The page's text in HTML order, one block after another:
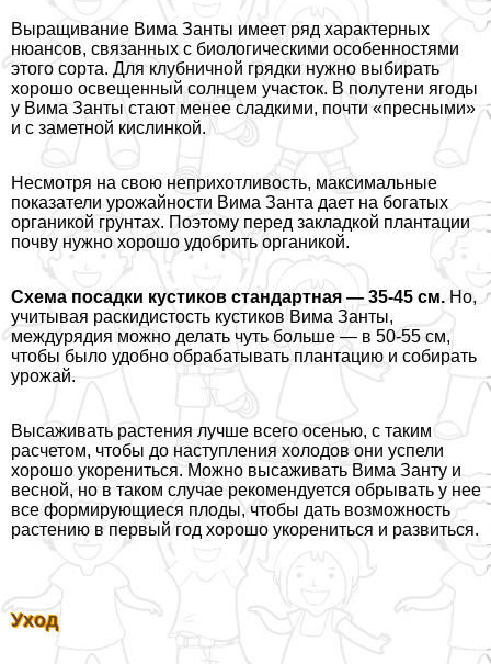
Выращивание Вима Занты имеет ряд хаpaктерных
нюансов, связанных с биологическими особенностями
этого сорта. Для клубничной грядки нужно выбирать
хорошо освещенный солнцем участок. В полутени ягоды
у Вима Занты стают менее сладкими, почти «пресными»
и с заметной кислинкой.
Несмотря на свою неприхотливость, максимальные
показатели урожайности Вима Занта дает на богатых
органикой грунтах. Поэтому перед закладкой плантации
почву нужно хорошо удобрить органикой.
Схема посадки кустиков стандартная — 35-45 см. Но,
учитывая раскидистость кустиков Вима Занты,
междурядия можно делать чуть больше — в 50-55 см,
чтобы было удобно обpaбатывать плантацию и собирать
урожай.
Высаживать растения лучше всего осенью, с таким
расчетом, чтобы до наступления холодов они успели
хорошо укорениться. Можно высаживать Вима Занту и
весной, но в таком случае рекомендуется обрывать у нее
все формирующиеся плоды, чтобы дать возможность
растению в первый год хорошо укорениться и развиться.
Уход